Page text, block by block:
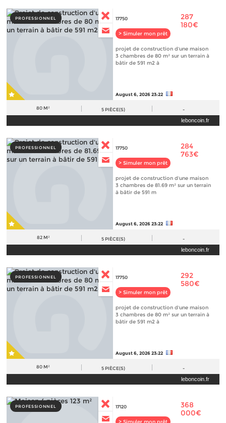
PROFESSIONNEL 17750
> Simuler mon prêt
287
180€
projet de construction d'une maison
3 chambres de 80 m² sur un terrain à
bâtir de 591 m2 à
August 6, 2026 23:22
80 M² 5 PIÈCE(S) -
leboncoin.fr
PROFESSIONNEL 17750
> Simuler mon prêt
284
763€
projet de construction d'une maison
3 chambres de 81.69 m² sur un terrain
à bâtir de 591 m
August 6, 2026 23:22
82 M² 5 PIÈCE(S) -
leboncoin.fr
PROFESSIONNEL 17750
> Simuler mon prêt
292
580€
projet de construction d'une maison
3 chambres de 80 m² sur un terrain à
bâtir de 591 m2 à
August 6, 2026 23:22
80 M² 5 PIÈCE(S) -
leboncoin.fr
PROFESSIONNEL 17120
368
000€